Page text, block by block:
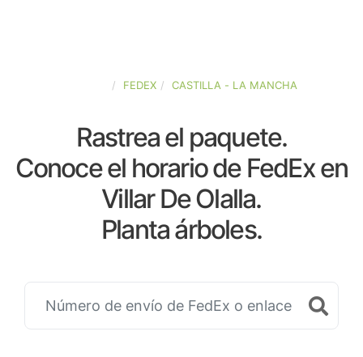
FEDEX CASTILLA - LA MANCHA
Rastrea el paquete.
Conoce el horario de FedEx en
Villar De Olalla.
Planta árboles.